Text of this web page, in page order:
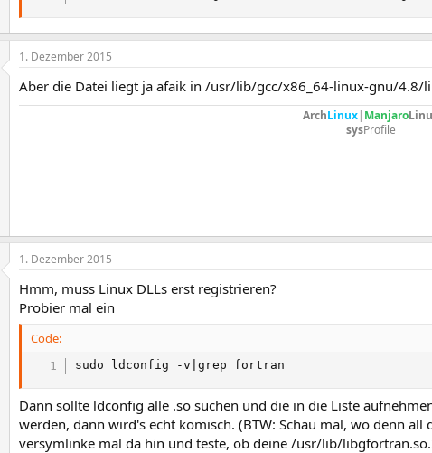
1. Dezember 2015
Aber die Datei liegt ja afaik in /usr/lib/gcc/x86_64-linux-gnu/
ArchLinux| Manjaro
sysProfile
1. Dezember 2015
Hmm, muss Linux DLLs erst registrieren?
Probier mal ein
Code:
sudo ldconfig -v|grep fortran
Dann sollte ldconfig alle .so suchen und die in die Liste
werden, dann wird's echt komisch. (BTW: Schau mal, wo denn
versymlinke mal da hin und teste, ob deine /usr/lib/